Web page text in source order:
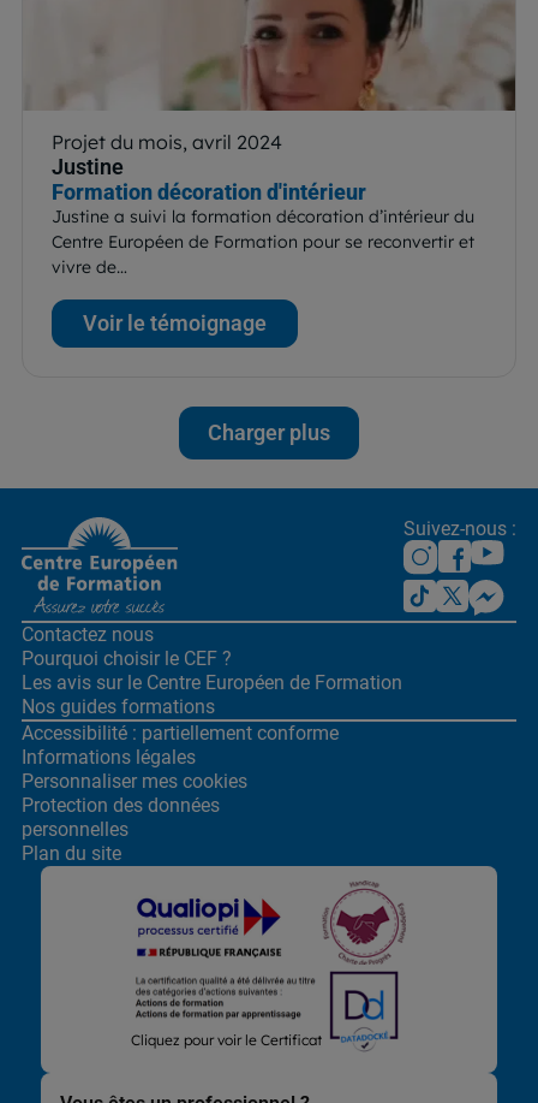
Projet du mois, avril 2024
Justine
Formation décoration d'intérieur
Justine a suivi la formation décoration d’intérieur du
Centre Européen de Formation pour se reconvertir et
vivre de…
Voir le témoignage
Charger plus
Suivez-nous :
Cliquez pour voir le Certificat
Contactez nous
Pourquoi choisir le CEF ?
Les avis sur le Centre Européen de Formation
Nos guides formations
Accessibilité : partiellement conforme
Informations légales
Personnaliser mes cookies
Protection des données
personnelles
Plan du site